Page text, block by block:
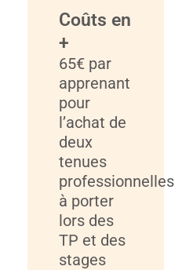
Coûts en
+
65€ par
apprenant
pour
l’achat de
deux
tenues
professionnelles
à porter
lors des
TP et des
stages